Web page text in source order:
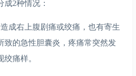
2种情况：
成右上腹剧痛或绞痛，也有寄生
致的急性胆囊炎，疼痛常突然发
痛样。